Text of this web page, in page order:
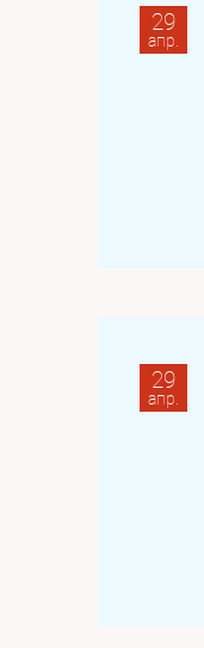
29
апр.
29
апр.